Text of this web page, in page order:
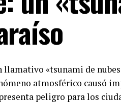
llamativo «tsunami de
atmosférico causó
peligro para los